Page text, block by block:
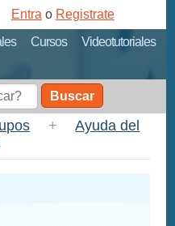
Cursos
Videotutoriales
Entra o Registrate
Buscar
+
Ayuda del